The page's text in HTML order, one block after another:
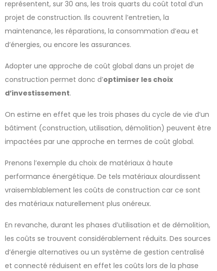
représentent, sur 30 ans, les trois quarts du coût total d’un
projet de construction. Ils couvrent l’entretien, la
maintenance, les réparations, la consommation d’eau et
d’énergies, ou encore les assurances.
Adopter une approche de coût global dans un projet de
construction permet donc d’optimiser les choix
d’investissement.
On estime en effet que les trois phases du cycle de vie d’un
bâtiment (construction, utilisation, démolition) peuvent être
impactées par une approche en termes de coût global.
Prenons l’exemple du choix de matériaux à haute
performance énergétique. De tels matériaux alourdissent
vraisemblablement les coûts de construction car ce sont
des matériaux naturellement plus onéreux.
En revanche, durant les phases d’utilisation et de démolition,
les coûts se trouvent considérablement réduits. Des sources
d’énergie alternatives ou un système de gestion centralisé
et connecté réduisent en effet les coûts lors de la phase